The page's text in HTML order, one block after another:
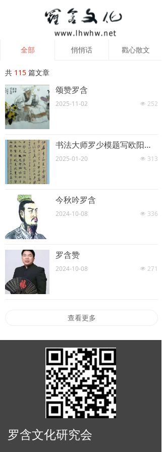
全部 悄悄话 戳心散文
共 115 篇文章
颂赞罗含
넶 252
2025-11-02
书法大师罗少模题写欧阳敏老师颂罗含
넶 313
2025-01-20
今秋吟罗含
넶 336
2024-10-08
罗含赞
넶 271
2024-10-08
查看更多
罗含文化研究会